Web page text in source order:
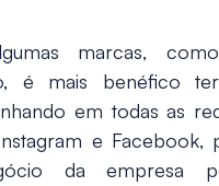
marcas,
é mais benéfico
em todas as
e
da empresa